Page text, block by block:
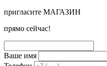
пригласите МАГАЗИН
прямо сейчас!
Ваше имя